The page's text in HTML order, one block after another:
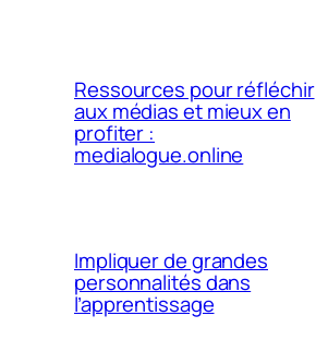
Ressources pour réfléchir
aux médias et mieux en
profiter :
medialogue.online
Impliquer de grandes
personnalités dans
l’apprentissage